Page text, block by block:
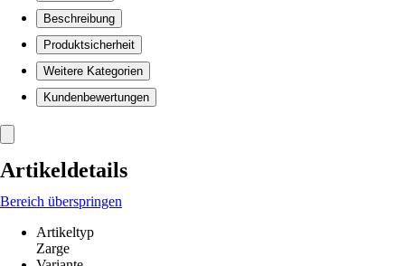
Beschreibung
Produktsicherheit
Weitere Kategorien
Kundenbewertungen
Artikeldetails
Bereich überspringen
Artikeltyp
Zarge